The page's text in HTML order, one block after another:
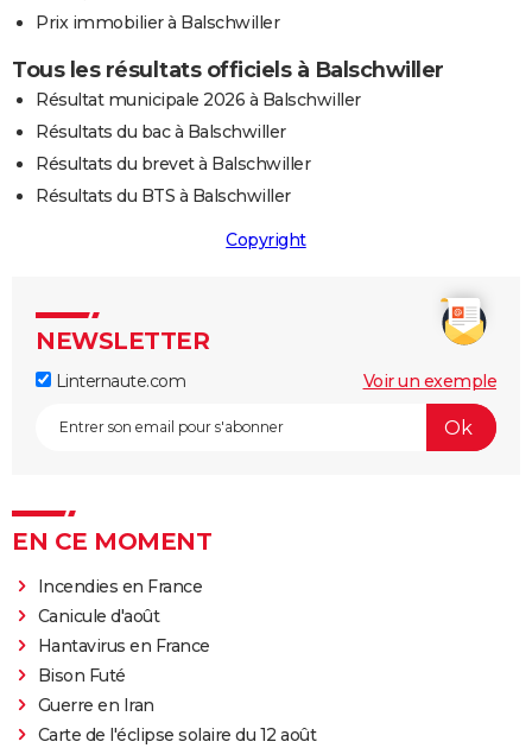
Prix immobilier à Balschwiller
Tous les résultats officiels à Balschwiller
Résultat municipale 2026 à Balschwiller
Résultats du bac à Balschwiller
Résultats du brevet à Balschwiller
Résultats du BTS à Balschwiller
Copyright
NEWSLETTER
Linternaute.com Voir un exemple
EN CE MOMENT
Incendies en France
Canicule d'août
Hantavirus en France
Bison Futé
Guerre en Iran
Carte de l'éclipse solaire du 12 août